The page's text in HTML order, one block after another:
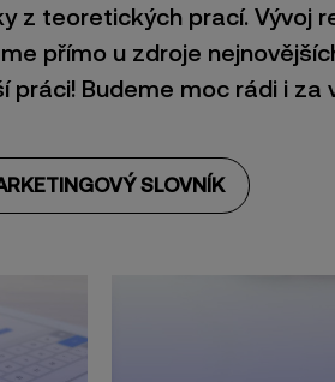
z teoretických prací. Vývoj
přímo u zdroje
práci! Budeme moc rádi i za
SLOVNÍK